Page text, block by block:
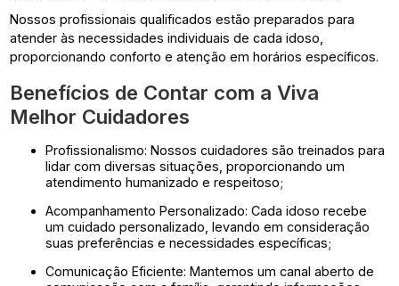
Nossos profissionais qualificados estão preparados para
atender às necessidades individuais de cada idoso,
proporcionando conforto e atenção em horários específicos.
Benefícios de Contar com a Viva
Melhor Cuidadores
Profissionalismo: Nossos cuidadores são treinados para
lidar com diversas situações, proporcionando um
atendimento humanizado e respeitoso;
Acompanhamento Personalizado: Cada idoso recebe
um cuidado personalizado, levando em consideração
suas preferências e necessidades específicas;
Comunicação Eficiente: Mantemos um canal aberto de